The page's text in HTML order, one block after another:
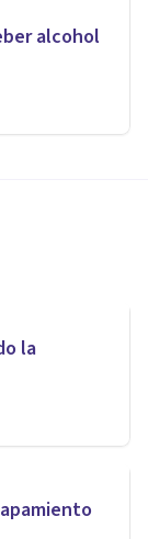
alcohol
la